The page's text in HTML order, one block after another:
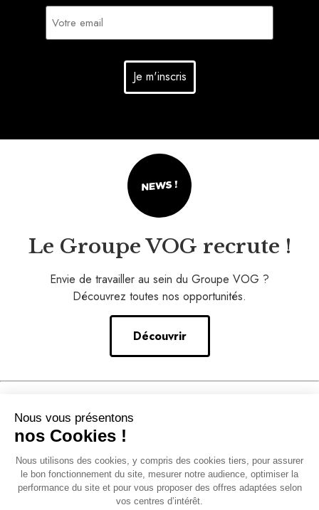
E-
Le Groupe VOG recrute !
Envie de travailler au sein du Groupe VOG ?
Découvrez toutes nos opportunités.
Découvrir
–
Solution franchise
Nous vous présentons
nos Cookies !
Nous utilisons des cookies, y compris des cookies tiers, pour assurer
le bon fonctionnement du site, mesurer notre audience, optimiser la
performance du site et pour vous proposer des offres adaptées selon
vos centres d’intérêt.